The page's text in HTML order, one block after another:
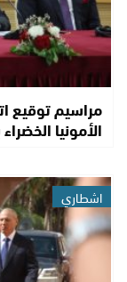
مراسيم توقيع
الأمونيا
اشطاري